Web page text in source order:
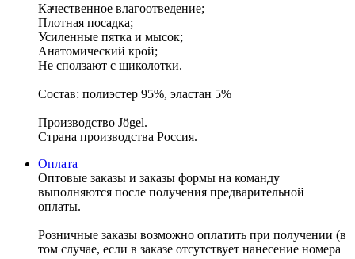
Качественное влагоотведение;
Плотная посадка;
Усиленные пятка и мысок;
Анатомический крой;
Не сползают с щиколотки.
Состав: полиэстер 95%, эластан 5%
Производство Jögel.
Страна производства Россия.
Оплата
Оптовые заказы и заказы формы на команду
выполняются после получения предварительной
оплаты.
Розничные заказы возможно оплатить при получении (в
том случае, если в заказе отсутствует нанесение номера